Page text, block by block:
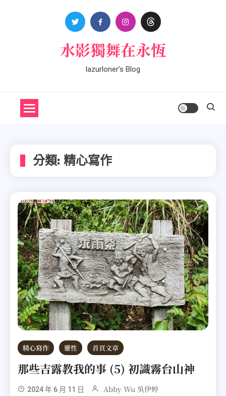
水影獨舞在永恆
lazurloner’s Blog
分類: 精心寫作
精心寫作 靈性 首頁文章
那些吉露教我的事 (5) 初識霧台山神
2024 年 6 月 11 日 Abby Wu 吳伊婷